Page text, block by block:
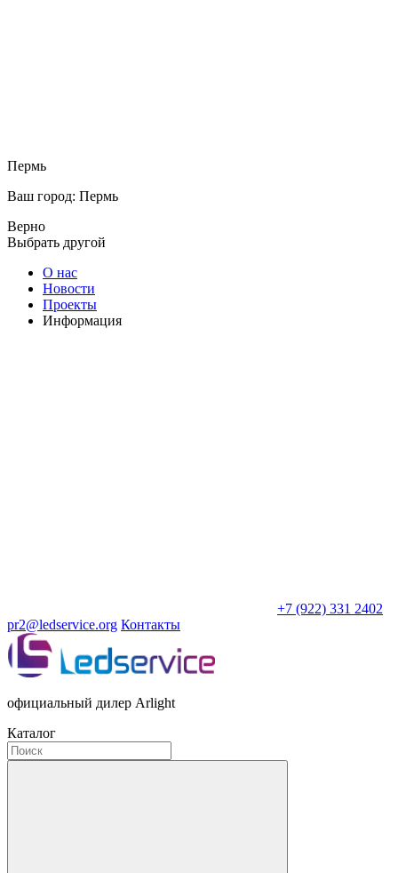
Пермь
Ваш город: Пермь
Верно
Выбрать другой
О нас
Новости
Проекты
Информация
+7 (922) 331 2402
pr2@ledservice.org Контакты
официальный дилер Arlight
Каталог